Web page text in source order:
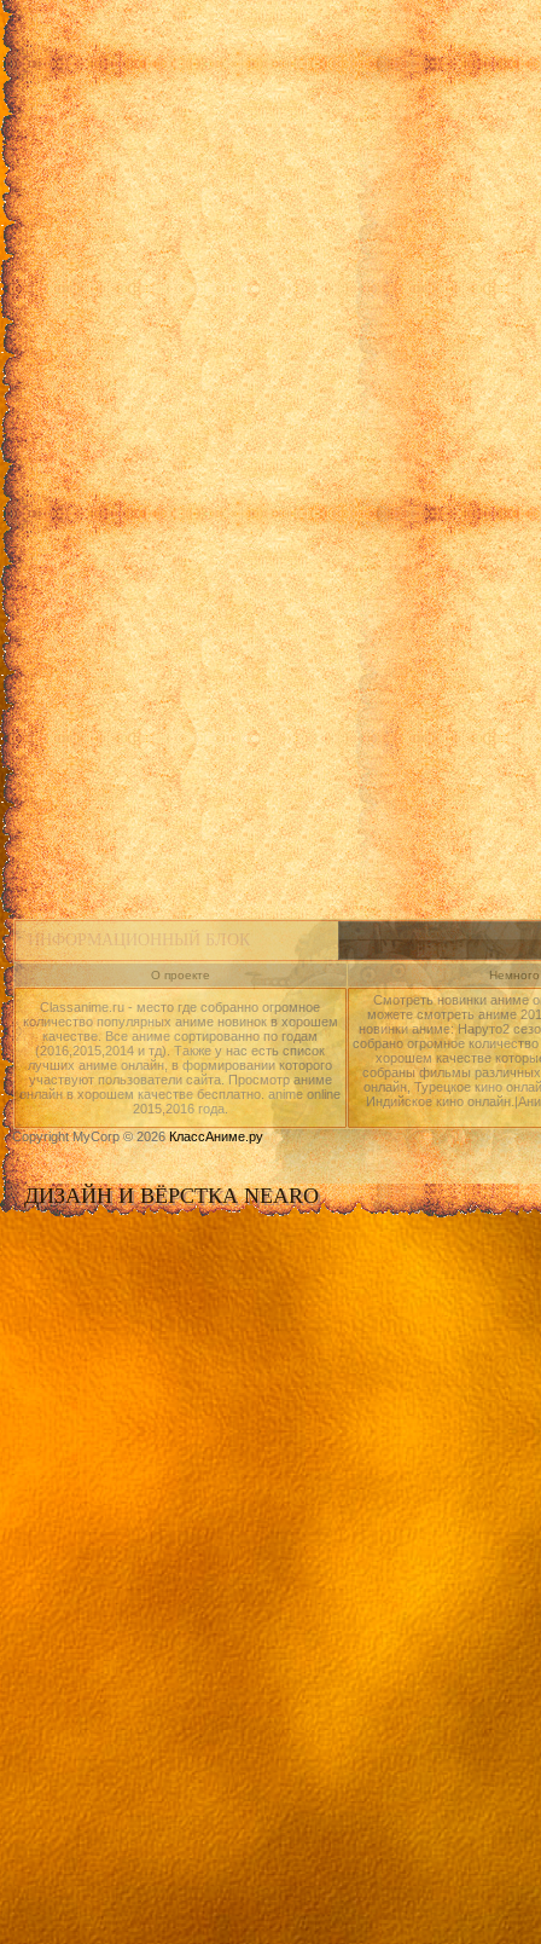
ИНФОРМАЦИОННЫЙ БЛОК
О проекте
Classanime.ru - место где собранно огромное
количество популярных аниме новинок в хорошем
качестве. Все аниме сортированно по годам
(2016,2015,2014 и тд). Также у нас есть список
лучших аниме онлайн, в формировании которого
участвуют пользователи сайта. Просмотр аниме
онлайн в хорошем качестве бесплатно. anime online
2015,2016 года.
Смотреть новинки аниме
можете смотреть аниме
новинки аниме: Наруто2
собрано огромное
хорошем качестве
собраны фильмы различных
онлайн, Турецкое кино
Индийское кино
Copyright MyCorp © 2026КлассАниме.ру
ДИЗАЙН И ВЁРСТКА NEARO